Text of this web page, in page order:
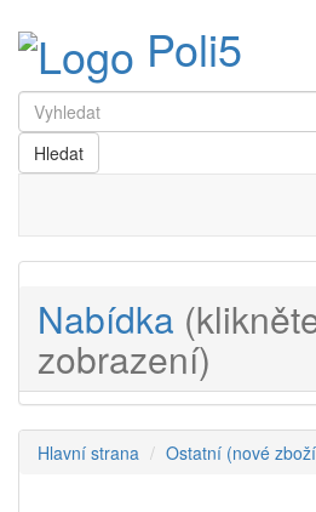
Poli5
Nabídka
zobrazení)
Hlavní strana Ostatní (nové